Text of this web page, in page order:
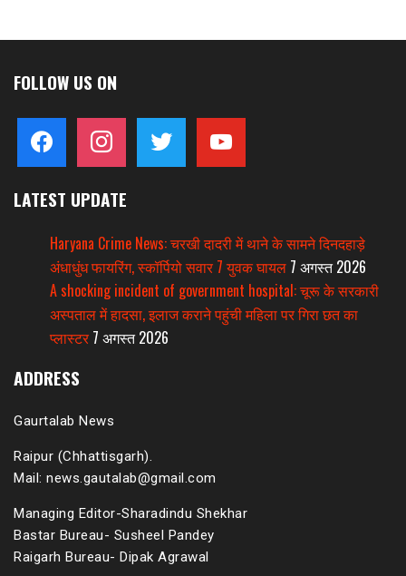
FOLLOW US ON
facebook instagram twitter
LATEST UPDATE
Haryana Crime News: चरखी दादरी में थाने के सामने दिनदहाड़े
अंधाधुंध फायरिंग, स्कॉर्पियो सवार 7 युवक घायल 7 अगस्त 2026
A shocking incident of government hospital: चूरू के सरकारी
अस्पताल में हादसा, इलाज कराने पहुंची महिला पर गिरा छत का
प्लास्टर 7 अगस्त 2026
ADDRESS
Gaurtalab News
Raipur (Chhattisgarh).
Mail: news.gautalab@gmail.com
Managing Editor-Sharadindu Shekhar
Bastar Bureau- Susheel Pandey
Raigarh Bureau- Dipak Agrawal